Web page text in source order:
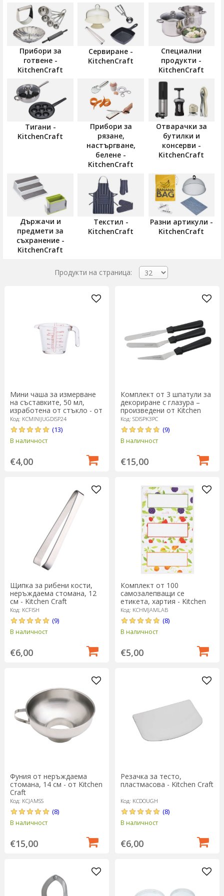
Прибори за
готвене -
KitchenCraft
Сервиране -
KitchenCraft
Специални
продукти -
KitchenCraft
Тигани -
KitchenCraft
Прибори за
рязане,
настъргване,
белене -
KitchenCraft
Отварачки за
бутилки и
консерви -
KitchenCraft
Държачи и
предмети за
съхранение -
KitchenCraft
Текстил -
KitchenCraft
Разни артикули -
KitchenCraft
Продукти на страница:
Мини чаша за измерване
на съставките, 50 мл,
изработена от стъкло - от
Kitchen Craft
Код: KCMINIJUGDISP24
(13)
В наличност
€4,00
Комплект от 3 шпатули за
декориране с глазура –
произведени от Kitchen
Craft
Код: SDISPK3PC
(9)
В наличност
€15,00
Щипка за рибени кости,
неръждаема стомана, 12
см - Kitchen Craft
Код: KCFISH
(9)
В наличност
€6,00
Комплект от 100
самозалепващи се
етикета, хартия - Kitchen
Craft
Код: KCHMJAMLAB
(8)
В наличност
€5,00
Фуния от неръждаема
стомана, 14 см - от Kitchen
Craft
Код: KCJAMSS
(8)
В наличност
€15,00
Резачка за тесто,
пластмасова - Kitchen Craft
Код: KCDOUGH
(8)
В наличност
€6,00